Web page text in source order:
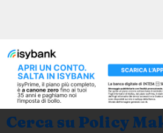
Cerca su Policy